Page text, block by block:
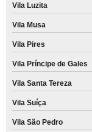
Vila Luzita
Vila Musa
Vila Pires
Vila Príncipe de Gales
Vila Santa Tereza
Vila Suíça
Vila São Pedro